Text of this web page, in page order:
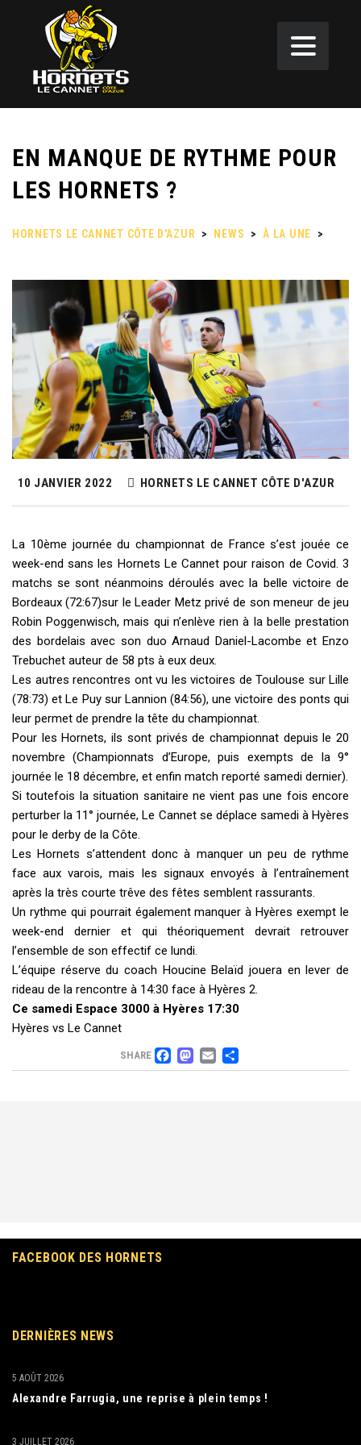
EN MANQUE DE RYTHME POUR
LES HORNETS ?
HORNETS LE CANNET CÔTE D'AZUR > NEWS > À LA UNE >
10 JANVIER 2022 HORNETS LE CANNET CÔTE D'AZUR
La 10ème journée du championnat de France s’est jouée ce
week-end sans les Hornets Le Cannet pour raison de Covid. 3
matchs se sont néanmoins déroulés avec la belle victoire de
Bordeaux (72:67)sur le Leader Metz privé de son meneur de jeu
Robin Poggenwisch, mais qui n’enlève rien à la belle prestation
des bordelais avec son duo Arnaud Daniel-Lacombe et Enzo
Trebuchet auteur de 58 pts à eux deux.
Les autres rencontres ont vu les victoires de Toulouse sur Lille
(78:73) et Le Puy sur Lannion (84:56), une victoire des ponts qui
leur permet de prendre la tête du championnat.
Pour les Hornets, ils sont privés de championnat depuis le 20
novembre (Championnats d’Europe, puis exempts de la 9°
journée le 18 décembre, et enfin match reporté samedi dernier).
Si toutefois la situation sanitaire ne vient pas une fois encore
perturber la 11° journée, Le Cannet se déplace samedi à Hyères
pour le derby de la Côte.
Les Hornets s’attendent donc à manquer un peu de rythme
face aux varois, mais les signaux envoyés à l’entraînement
après la très courte trêve des fêtes semblent rassurants.
Un rythme qui pourrait également manquer à Hyères exempt le
week-end dernier et qui théoriquement devrait retrouver
l’ensemble de son effectif ce lundi.
L’équipe réserve du coach Houcine Belaïd jouera en lever de
rideau de la rencontre à 14:30 face à Hyères 2.
Ce samedi Espace 3000 à Hyères 17:30
Hyères vs Le Cannet
SHARE FACEBOOK
MASTODON
EMAIL
PARTAGER
FACEBOOK DES HORNETS
DERNIÈRES NEWS
Alexandre Farrugia, une reprise à plein temps !
5 AOÛT 2026
3 JUILLET 2026